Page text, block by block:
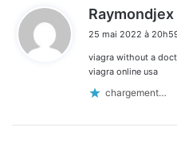
Raymondjex
t
25 mai 2022 à
viagra without a
viagra online usa
chargement…